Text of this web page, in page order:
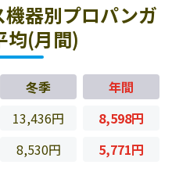
器別プロパンガ
均(月間)
冬季
年間
13,436円
8,598円
8,530円 5,771円